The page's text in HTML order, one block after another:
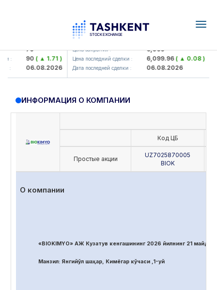
79
( ▲ 1.71 )
06.08.2026
UZMK (<O'zmetkombinat> AJ)
Цена закрытия : 6,099
Цена последний сделки : 6,099.96( ▲ 0.08 )
Дата последней сделки : 06.08.2026
ИНФОРМАЦИЯ О КОМПАНИИ
Код ЦБ
Простые акции
UZ7025870005
BIOK
О компании
«BIOKIMYO» АЖ Кузатув кенгашининг 2026 йилнинг 21
Манзил: Янгийўл шаҳар, Кимёгар кўчаси ,1-уй